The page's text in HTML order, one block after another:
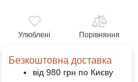
Улюблені Порівняння
Безкоштовна доставка
від 980 грн по Києву